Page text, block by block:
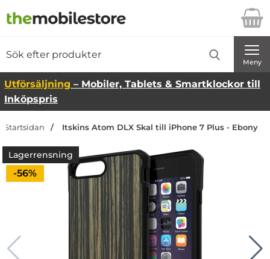
Startsidan för Danira Telecom AB
Meny
Utförsäljning – Mobiler, Tablets & Smartklockor till
Inköpspris
Startsidan Itskins Atom DLX Skal till iPhone 7 Plus - Ebony
Lagerrensning
Priset är nedsatt med
-56%